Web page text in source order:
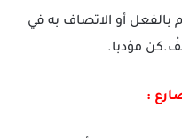
بالفعل أو الاتصاف به في
مؤدبا.
: